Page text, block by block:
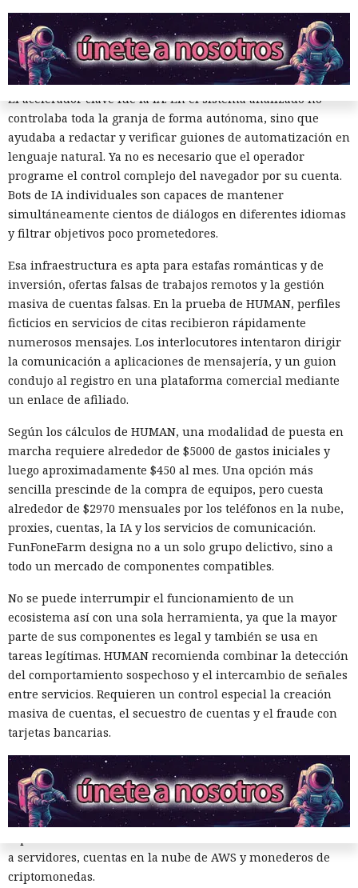
públicamente y los teléfonos en la nube se pueden alquilar
por suscripción. Los proveedores ofrecen tarifas,
documentación y soporte, como los servicios SaaS
habituales.
El acelerador clave fue la IA. En el sistema analizado no
controlaba toda la granja de forma autónoma, sino que
ayudaba a redactar y verificar guiones de automatización en
lenguaje natural. Ya no es necesario que el operador
programe el control complejo del navegador por su cuenta.
Bots de IA individuales son capaces de mantener
simultáneamente cientos de diálogos en diferentes idiomas
y filtrar objetivos poco prometedores.
Esa infraestructura es apta para estafas románticas y de
inversión, ofertas falsas de trabajos remotos y la gestión
masiva de cuentas falsas. En la prueba de HUMAN, perfiles
ficticios en servicios de citas recibieron rápidamente
numerosos mensajes. Los interlocutores intentaron dirigir
la comunicación a aplicaciones de mensajería, y un guion
condujo al registro en una plataforma comercial mediante
un enlace de afiliado.
Según los cálculos de HUMAN, una modalidad de puesta en
marcha requiere alrededor de $5000 de gastos iniciales y
luego aproximadamente $450 al mes. Una opción más
sencilla prescinde de la compra de equipos, pero cuesta
alrededor de $2970 mensuales por los teléfonos en la nube,
proxies, cuentas, la IA y los servicios de comunicación.
FunFoneFarm designa no a un solo grupo delictivo, sino a
todo un mercado de componentes compatibles.
No se puede interrumpir el funcionamiento de un
ecosistema así con una sola herramienta, ya que la mayor
parte de sus componentes es legal y también se usa en
tareas legítimas. HUMAN recomienda combinar la detección
del comportamiento sospechoso y el intercambio de señales
entre servicios. Requieren un control especial la creación
masiva de cuentas, el secuestro de cuentas y el fraude con
tarjetas bancarias.
Los cazadores se convirtieron
durante dos años a hackers de
Corea del Norte a través de sus
propios chats de trabajo.
10:18 / 09.08.2026
Ciberdelincuentes buscaban carteras de criptomonedas
mientras un desconocido permanecía sentado a sus
espaldas.
A veces la única manera de valorar de verdad la magnitud
de la amenaza es infiltrarse en el territorio del adversario;
eso fue lo que hizo el investigador griego Vangelis Stikas,
que durante casi dos años estudió desde dentro los
servidores de hackers norcoreanos. En ese tiempo averiguó
que las víctimas del grupo fueron 1640 empresas de 57
países, y alrededor de 700–800 de ellas resultaron
a servidores, cuentas en la nube de AWS y monederos de
criptomonedas.